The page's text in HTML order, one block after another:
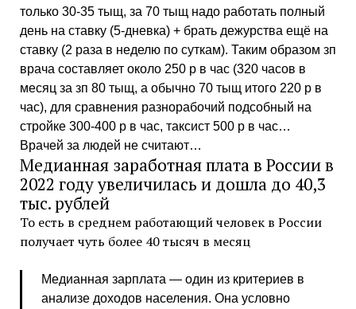
только 30-35 тыщ, за 70 тыщ надо работать полный
день на ставку (5-дневка) + брать дежурства ещё на
ставку (2 раза в неделю по суткам). Таким образом зп
врача составляет около 250 р в час (320 часов в
месяц за зп 80 тыщ, а обычно 70 тыщ итого 220 р в
час), для сравнения разнорабочий подсобный на
стройке 300-400 р в час, таксист 500 р в час…
Врачей за людей не считают…
Медианная заработная плата в России в
2022 году увеличилась и дошла до 40,3
тыс. рублей
То есть в среднем работающий человек в России
получает чуть более 40 тысяч в месяц
Медианная зарплата — один из критериев в
анализе доходов населения. Она условно